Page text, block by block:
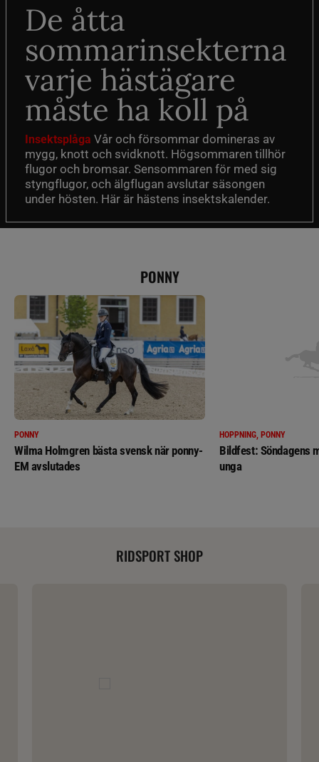
De åtta
sommarinsekterna
varje hästägare
måste ha koll på
Insektsplåga Vår och försommar domineras av
mygg, knott och svidknott. Högsommaren tillhör
flugor och bromsar. Sensommaren för med sig
styngflugor, och älgflugan avslutar säsongen
under hösten. Här är hästens insektskalender.
PONNY
PONNY
Wilma Holmgren bästa svensk när ponny-
EM avslutades
HOPPNING, PONNY
Bildfest: Söndagens
unga
RIDSPORT SHOP